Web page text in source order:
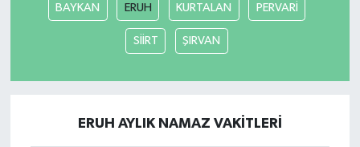
BAYKAN ERUH KURTALAN PERVARİ
SİİRT ŞIRVAN
ERUH AYLIK NAMAZ VAKITLERI